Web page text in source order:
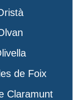
de Foix
Claramunt